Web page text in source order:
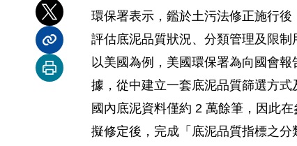
分享到 X
分享內容連結
列印本頁
環保署表示，鑑於土污法修正施行
評估底泥品質狀況、分類管理及限
以美國為例，美國環保署為向國會
據，從中建立一套底泥品質篩選方
國內底泥資料僅約 2 萬餘筆，因此
擬修定後，完成「底泥品質指標之分